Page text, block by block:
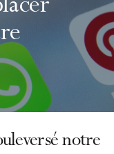
notre